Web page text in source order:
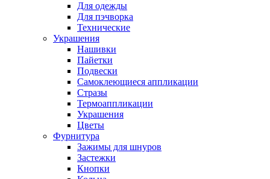
Для одежды
Для пэчворка
Технические
Украшения
Нашивки
Пайетки
Подвески
Самоклеющиеся аппликации
Стразы
Термоаппликации
Украшения
Цветы
Фурнитура
Зажимы для шнуров
Застежки
Кнопки